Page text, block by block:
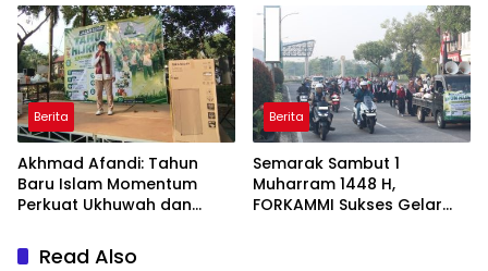
Konseling
Berita
Akhmad Afandi: Tahun
Baru Islam Momentum
Perkuat Ukhuwah dan
Berita
Semarak Sambut 1
Muharram 1448 H,
FORKAMMI Sukses Gelar
Read Also